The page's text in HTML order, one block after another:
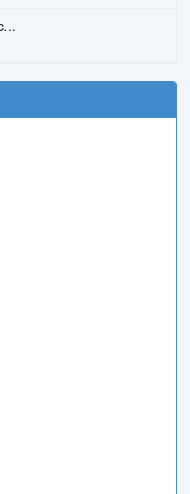
Sara Perche Ti Amo – Ricchi E Poveri